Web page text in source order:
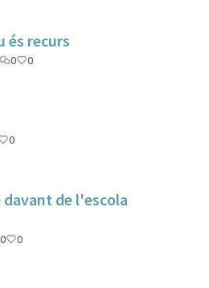
és recurs
0 0
0
davant de l'escola
0 0